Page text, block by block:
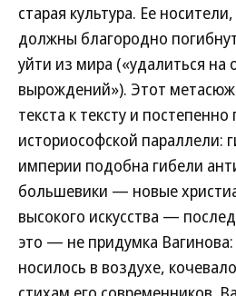
старая культура. Ее
должны благородно
уйти из мира («удалиться на
вырождений»). Этот
текста к тексту и
историософской параллели:
империи подобна гибели
большевики — новые
высокого искусства —
это — не придумка
носилось в воздухе,